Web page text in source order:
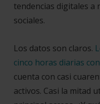
tendencias digitales a
sociales.
Los datos son claros.
cinco horas diarias
cuenta con casi
activos. Casi la mitad